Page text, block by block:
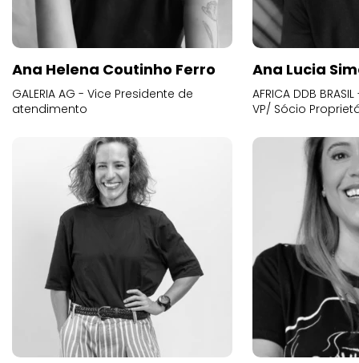
Ana Helena Coutinho Ferro
GALERIA AG - Vice Presidente de
atendimento
Ana Lucia
AFRICA DDB
VP/ Sócio